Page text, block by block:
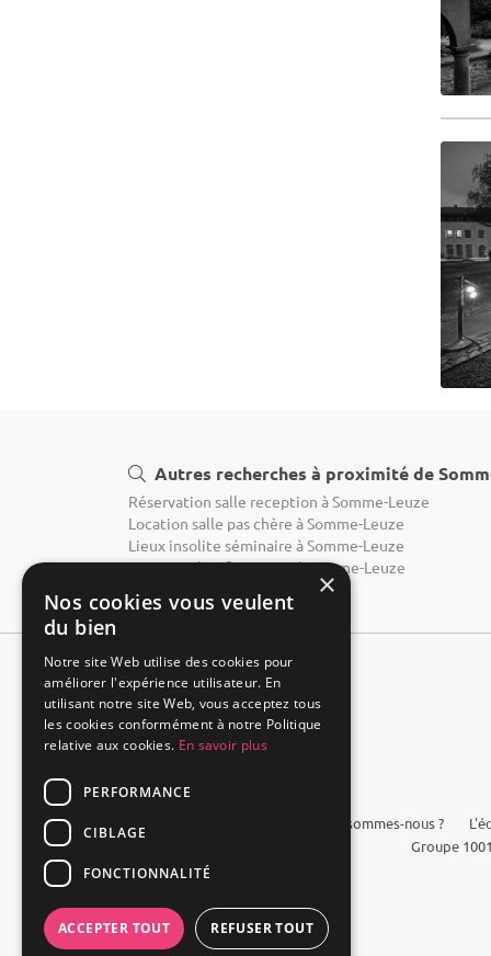
Autres recherches à proximité de
Réservation salle reception à Somme-Leuze
Location salle pas chère à Somme-Leuze
Lieux insolite séminaire à Somme-Leuze
Lieux insolite formation à Somme-Leuze
Qui sommes-nous ?
Groupe
×
Nos cookies vous veulent
du bien
Notre site Web utilise des cookies pour
améliorer l'expérience utilisateur. En
utilisant notre site Web, vous acceptez tous
les cookies conformément à notre Politique
relative aux cookies. En savoir plus
PERFORMANCE
CIBLAGE
FONCTIONNALITÉ
ACCEPTER TOUT REFUSER TOUT